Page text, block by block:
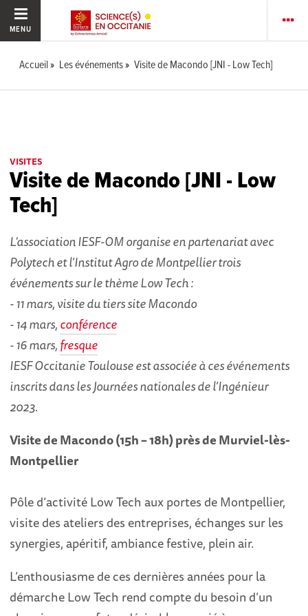
MENU
Accueil Les événements Visite de Macondo [JNI - Low Tech]
VISITES
Visite de Macondo [JNI - Low
Tech]
L'association IESF-OM organise en partenariat avec
Polytech et l’Institut Agro de Montpellier trois
événements sur le thème Low Tech :
- 11 mars, visite du tiers site Macondo
- 14 mars,conférence
- 16 mars,fresque
IESF Occitanie Toulouse est associée à ces événements
inscrits dans les Journées nationales de l’Ingénieur
2023.
Visite de Macondo (15h – 18h) près de Murviel-lès-
Montpellier
Pôle d’activité Low Tech aux portes de Montpellier,
visite des ateliers des entreprises, échanges sur les
synergies, apéritif, ambiance festive, plein air.
L’enthousiasme de ces dernières années pour la
démarche Low Tech rend compte du besoin d’un